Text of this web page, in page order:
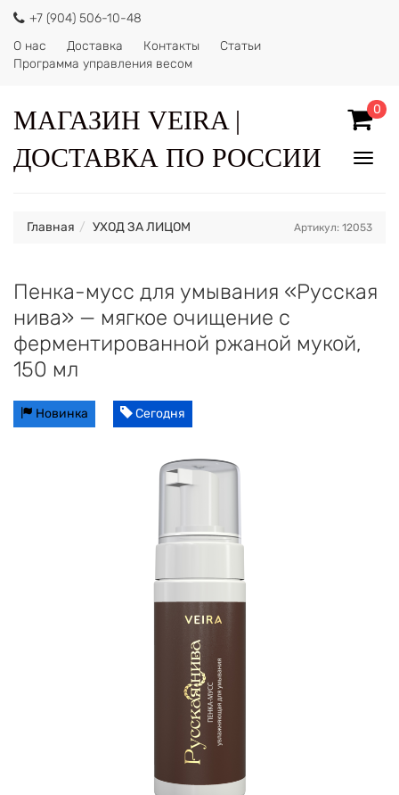
+7 (904) 506-10-48
О нас
Доставка Контакты
Статьи
Программа управления весом
МАГАЗИН VEIRA |
ДОСТАВКА ПО РОССИИ
0
Главная УХОД ЗА ЛИЦОМ Артикул: 12053
Пенка-мусс для умывания «Русская
нива» — мягкое очищение с
ферментированной ржаной мукой,
150 мл
Новинка Сегодня